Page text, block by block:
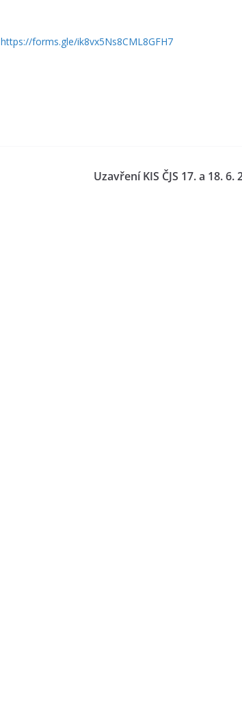
https://forms.gle/ik8vx5Ns8CML8GFH7
Uzavření KIS ČJS 17. a 18. 6.